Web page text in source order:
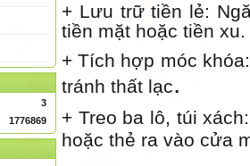
+ Lưu trữ tiền lẻ:
tiền mặt hoặc tiền xu.
+ Tích hợp móc
tránh thất lạc.
+ Treo ba lô, túi
hoặc thẻ ra vào cửa
3
1776869